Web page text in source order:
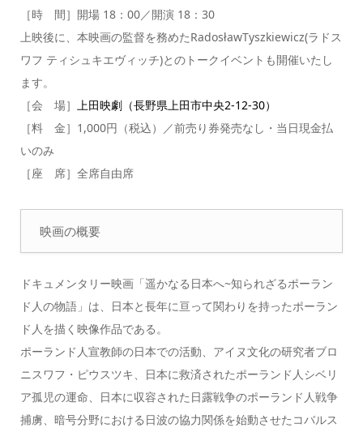
［時 間］開場 18：00／開演 18：30
上映後に、本映画の監督を務めたRadosławTyszkiewicz(ラドス
ワフ ティシュキエヴィッチ)とのトークイベントも開催いたし
ます。
［会 場］
上田映劇（長野県上田市中央2-12-30）
［料 金］1,000円（税込）／前売り券発売なし・当日現金払
いのみ
［座 席］全席自由席
映画の概要
ドキュメンタリー映画「遥かなる日本へ~知られざるポーラン
ド人の物語」は、日本と長年に亘って関わりを持ったポーラン
ド人を描く映像作品である。
ポーランド人宣教師の日本での活動、アイヌ文化の研究者ブロ
ニスワフ・ピウスツキ、日本に救済されたポーランド人シベリ
ア孤児の運命、日本に収容された日露戦争のポーランド人戦争
捕虜、暗号分野における日波の協力関係を始動させたコバルス